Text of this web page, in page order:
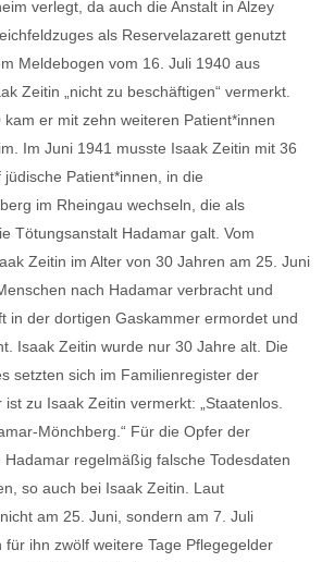
verlegt, da auch die Anstalt in Alzey
als Reservelazarett genutzt
Meldebogen vom 16. Juli 1940 aus
Zeitin „nicht zu beschäftigen“ vermerkt.
er mit zehn weiteren Patient*innen
Im Juni 1941 musste Isaak Zeitin mit 36
Patient*innen, in die
im Rheingau wechseln, die als
Tötungsanstalt Hadamar galt. Vom
Zeitin im Alter von 30 Jahren am 25. Juni
nach Hadamar verbracht und
in der dortigen Gaskammer ermordet und
Isaak Zeitin wurde nur 30 Jahre alt. Die
setzten sich im Familienregister der
zu Isaak Zeitin vermerkt: „Staatenlos.
Mönchberg.“ Für die Opfer der
Hadamar regelmäßig falsche Todesdaten
so auch bei Isaak Zeitin. Laut
am 25. Juni, sondern am 7. Juli
ihn zwölf weitere Tage Pflegegelder